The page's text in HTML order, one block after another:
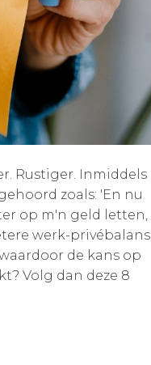
Rustiger. Inmiddels
zoals: 'En nu
op m'n geld letten,
werk-privébalans
de kans op
Volg dan deze 8